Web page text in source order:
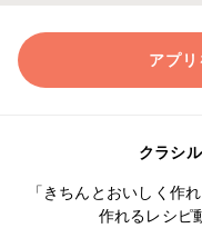
アプ
クラシ
「きちんとおいしく作
作れるレシピ